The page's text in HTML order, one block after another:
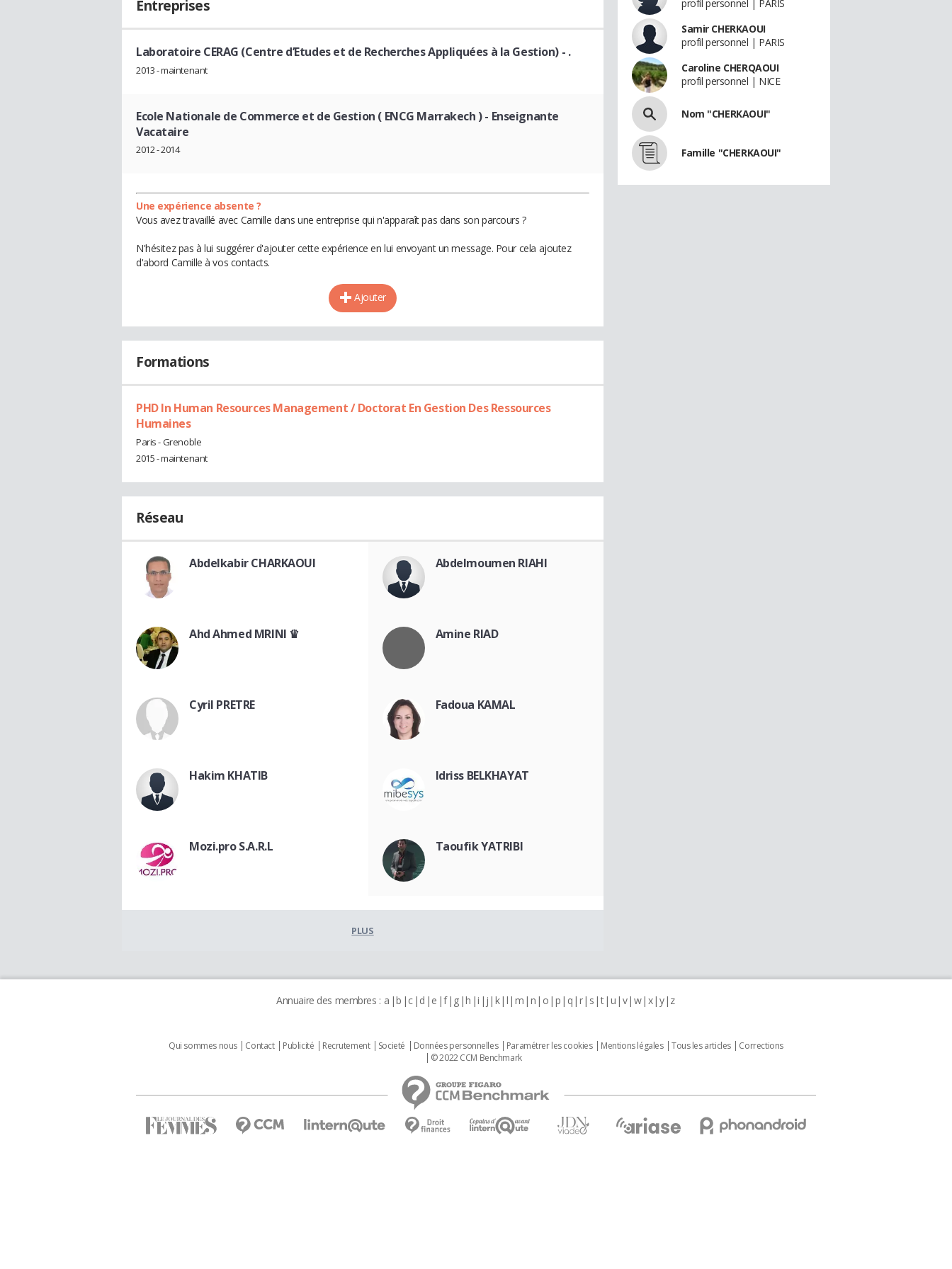
Entreprises
Laboratoire CERAG (Centre d’Etudes et de Recherches Appliquées à la Gestion) - .
2013 - maintenant
Ecole Nationale de Commerce et de Gestion ( ENCG Marrakech )- Enseignante
Vacataire
2012 - 2014
Une expérience absente ?
Vous avez travaillé avec Camille dans une entreprise qui n'apparaît pas dans son parcours ?
N'hésitez pas à lui suggérer d'ajouter cette expérience en lui envoyant un message. Pour cela ajoutez
d'abord Camille à vos contacts.
Ajouter
Formations
PHD In Human Resources Management / Doctorat En Gestion Des Ressources
Humaines
Paris - Grenoble
2015 - maintenant
Réseau
Abdelkabir CHARKAOUI Abdelmoumen RIAHI
Ahd Ahmed MRINI ♛ Amine RIAD
Cyril PRETRE Fadoua KAMAL
Hakim KHATIB Idriss BELKHAYAT
Mozi.pro S.A.R.L Taoufik YATRIBI
PLUS
profil personnel | PARIS
Samir CHERKAOUI
profil personnel | PARIS
Caroline CHERQAOUI
profil personnel | NICE
Nom "CHERKAOUI"
Famille "CHERKAOUI"
Annuaire des membres : a b c d e f g h i j k l m n o p q r s t u v w x y z
Qui sommes nous Contact Publicité Recrutement Societé Données personnelles Paramétrer les cookies Mentions légales Tous les articles
Corrections
© 2022 CCM Benchmark